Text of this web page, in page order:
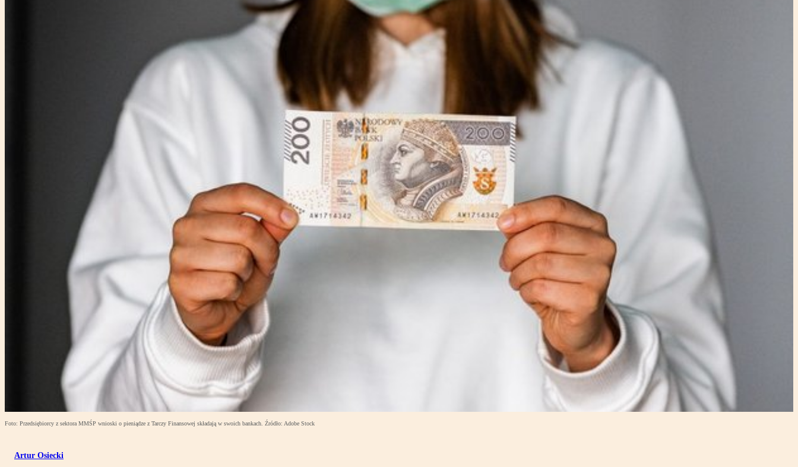
Foto: Przedsiębiorcy z sektora MMŚP wnioski o pieniądze z Tarczy Finansowej składają w swoich bankach. Źródło: Adobe Stock
Artur Osiecki